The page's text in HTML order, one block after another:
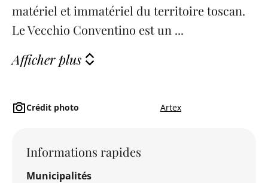
matériel et immatériel du territoire toscan.
Le Vecchio Conventino est un ...
Afficher plus
Crédit photo Artex
Informations rapides
Municipalités